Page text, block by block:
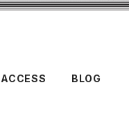
ACCESS BLOG